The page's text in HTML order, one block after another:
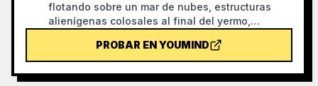
flotando sobre un mar de nubes, estructuras
alienígenas colosales al final del yermo,
atraviesan el cielo estrellado: arquitectura tan
grande que no cabe en un marco y personas tan
PROBAR EN YOUMIND